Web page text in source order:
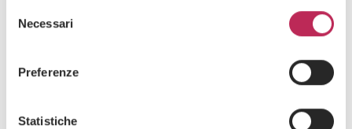
Attenzione: chiudendo questo banner, cliccando in
un’area sottostante o accedendo ad un’altra pagina del
delNecessari
Preferenze
Statistiche
Cliccando su "iscriviti" dichiari di aver preso visione
dell'informativa della privacy